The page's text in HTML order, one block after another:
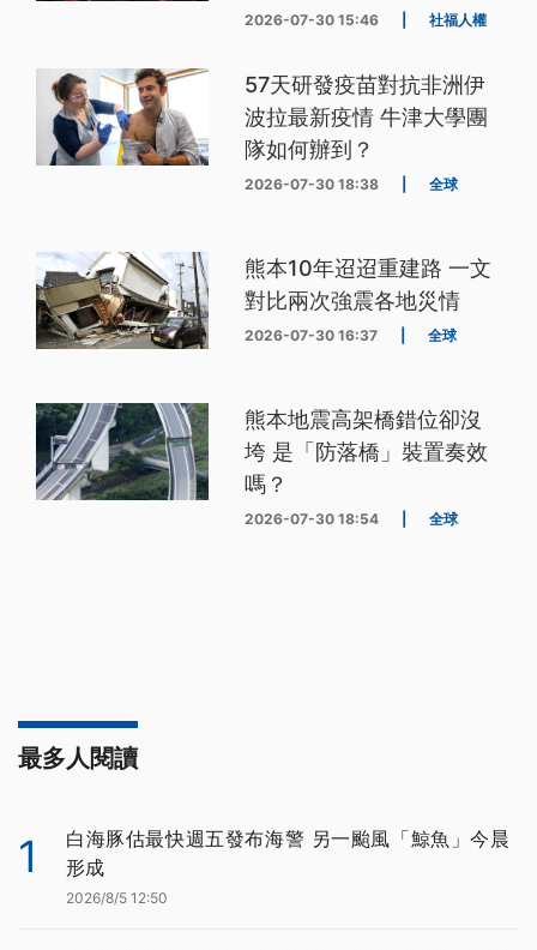
2026-07-30 15:46 社福人權
57天研發疫苗對抗非洲伊
波拉最新疫情 牛津大學團
隊如何辦到？
2026-07-30 18:38 全球
熊本10年迢迢重建路 一文
對比兩次強震各地災情
2026-07-30 16:37 全球
熊本地震高架橋錯位卻沒
垮 是「防落橋」裝置奏效
嗎？
2026-07-30 18:54 全球
最多人閱讀
1
白海豚估最快週五發布海警 另一颱風「鯨魚」今晨
形成
2026/8/5 12:50